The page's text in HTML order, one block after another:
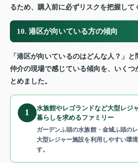
るため、購入前に必ずリスクを把握して
10. 港区が向いている方の傾向
「港区が向いているのはどんな人？」
仲介の現場で感じている傾向を、いくつ
とめました。
1
水族館やレゴランドなど大型レジ
暮らしを求めるファミリー
ガーデンふ頭の水族館・金城ふ頭の
大型レジャー施設を利用しやすい環
す。